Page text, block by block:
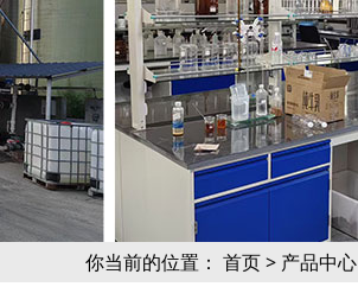
你当前的位置： 首页> 产品中心